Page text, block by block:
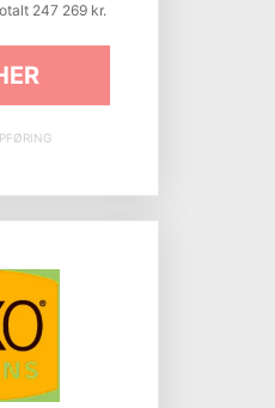
247 269 kr.